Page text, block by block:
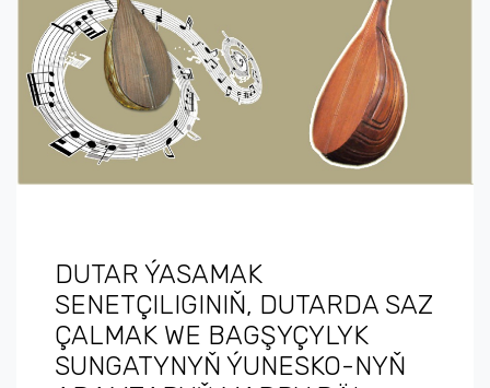
DUTAR ÝASAMAK
SENETÇILIGINIŇ, DUTARDA SAZ
ÇALMAK WE BAGŞYÇYLYK
SUNGATYNYŇ ÝUNESKO-NYŇ